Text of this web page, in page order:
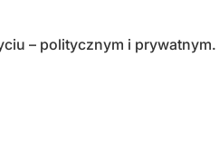
– politycznym i prywatnym.